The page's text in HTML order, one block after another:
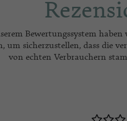
Bewertungssystem
um sicherzustellen, dass die
von echten Verbrauchern